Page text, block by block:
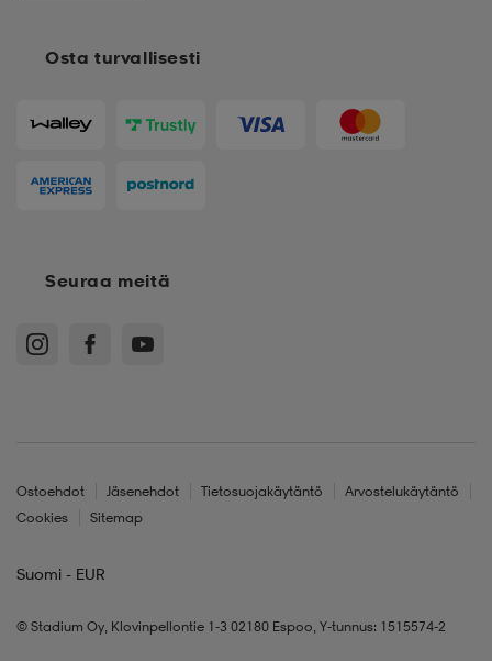
Osta turvallisesti
Seuraa meitä
Ostoehdot Jäsenehdot Tietosuojakäytäntö
Arvostelukäytäntö
Cookies
Sitemap
Suomi - EUR
© Stadium Oy, Klovinpellontie 1-3 02180 Espoo, Y-tunnus: 1515574-2